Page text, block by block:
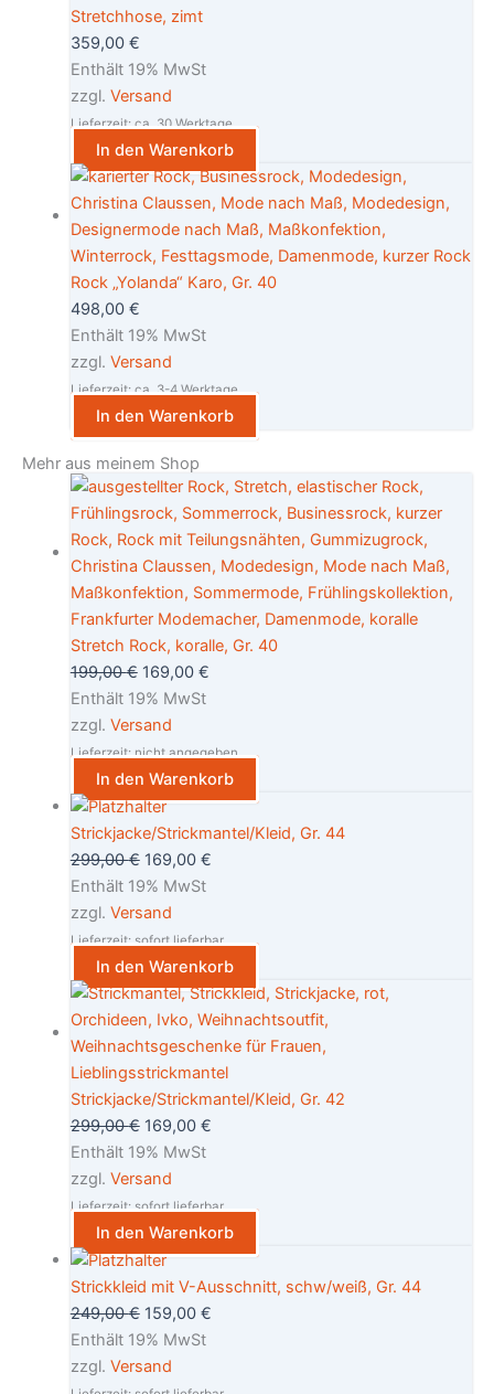
Stretchhose, zimt
359,00 €
Enthält 19% MwSt
zzgl. Versand
Lieferzeit: ca. 30 Werktage
In den Warenkorb
Rock „Yolanda“ Karo, Gr. 40
498,00 €
Enthält 19% MwSt
zzgl. Versand
Lieferzeit: ca. 3-4 Werktage
In den Warenkorb
Mehr aus meinem Shop
Stretch Rock, koralle, Gr. 40
199,00€ 169,00 €
Enthält 19% MwSt
zzgl. Versand
Lieferzeit: nicht angegeben
In den Warenkorb
Strickjacke/Strickmantel/Kleid, Gr. 44
299,00€ 169,00 €
Enthält 19% MwSt
zzgl. Versand
Lieferzeit: sofort lieferbar
In den Warenkorb
Strickjacke/Strickmantel/Kleid, Gr. 42
299,00€ 169,00 €
Enthält 19% MwSt
zzgl. Versand
Lieferzeit: sofort lieferbar
In den Warenkorb
Strickkleid mit V-Ausschnitt, schw/weiß, Gr. 44
249,00€ 159,00 €
Enthält 19% MwSt
zzgl. Versand